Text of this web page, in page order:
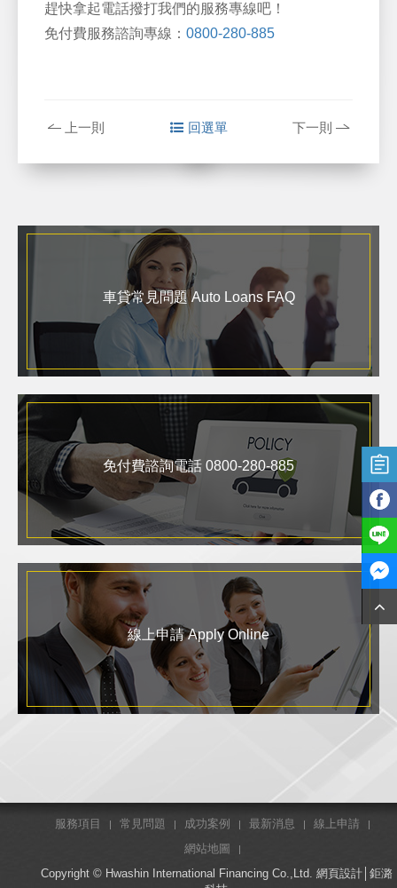
趕快拿起電話撥打我們的服務專線吧！
免付費服務諮詢專線： 0800-280-885
上一則 下一則
回選單
車貸常見問題 Auto Loans FAQ
免付費諮詢電話 0800-280-885
線上申請 Apply Online
服務項目 常見問題 成功案例 最新消息
線上申請
網站地圖
Copyright © Hwashin International Financing Co.,Ltd. 網頁設計│鉅潞